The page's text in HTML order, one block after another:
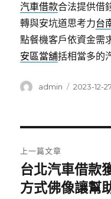
汽車借款合法提供借
轉與安坑道思考力台
點餐機客戶依資金需
安區當舖括相當多的
作
admin
發
2023-12-
章
導
上一篇文章
上
一
台北汽車借款
方式佛像讓幫